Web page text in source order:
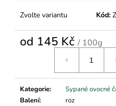
Zvolte variantu Kód:
od 145 Kč / 100g
Kategorie:
Sypané ovocné
Balení:
roz